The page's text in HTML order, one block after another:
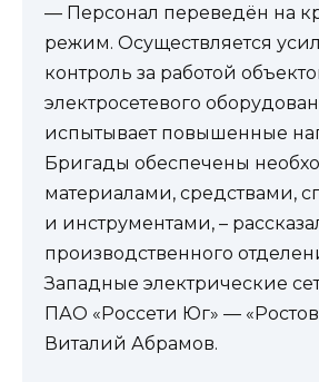
— Персонал переведён на
режим. Осуществляется
контроль за работой
электросетевого
испытывает повышенные
Бригады обеспечены
материалами, средствами,
и инструментами, –
производственного
Западные электрические
ПАО «Россети Юг» —
Виталий Абрамов.